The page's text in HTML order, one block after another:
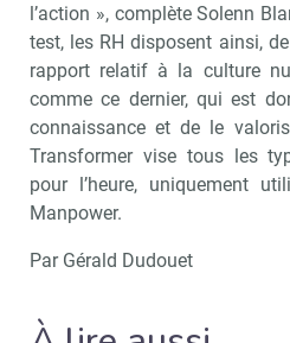
l’action », complète Solenn
test, les RH disposent ainsi,
rapport relatif à la culture
comme ce dernier, qui est
connaissance et de le
Transformer vise tous les
pour l’heure, uniquement
Manpower.
Par Gérald Dudouet
Recevoir